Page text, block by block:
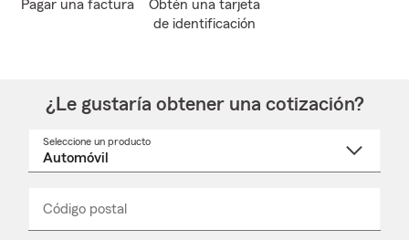
Pagar una factura
Obtén una tarjeta
de identificación
¿Le gustaría obtener una cotización?
Seleccione un producto
desplegable
Código postal
_____